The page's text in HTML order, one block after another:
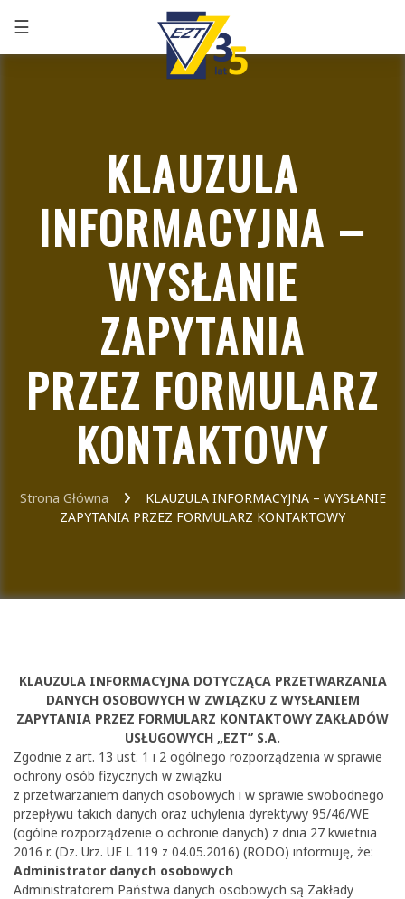
☰
KLAUZULA
INFORMACYJNA –
WYSŁANIE
ZAPYTANIA
PRZEZ FORMULARZ
KONTAKTOWY
Strona Główna
KLAUZULA INFORMACYJNA – WYSŁANIE
ZAPYTANIA PRZEZ FORMULARZ KONTAKTOWY
KLAUZULA INFORMACYJNA DOTYCZĄCA PRZETWARZANIA
DANYCH OSOBOWYCH W ZWIĄZKU Z WYSŁANIEM
ZAPYTANIA PRZEZ FORMULARZ KONTAKTOWY ZAKŁADÓW
USŁUGOWYCH „EZT” S.A.
Zgodnie z art. 13 ust. 1 i 2 ogólnego rozporządzenia w sprawie
ochrony osób fizycznych w związku
z przetwarzaniem danych osobowych i w sprawie swobodnego
przepływu takich danych oraz uchylenia dyrektywy 95/46/WE
(ogólne rozporządzenie o ochronie danych) z dnia 27 kwietnia
2016 r. (Dz. Urz. UE L 119 z 04.05.2016) (RODO) informuję, że:
Administrator danych osobowych
Administratorem Państwa danych osobowych są Zakłady